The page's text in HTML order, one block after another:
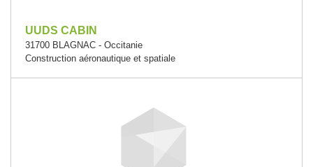
UUDS CABIN
31700 BLAGNAC - Occitanie
Construction aéronautique et spatiale